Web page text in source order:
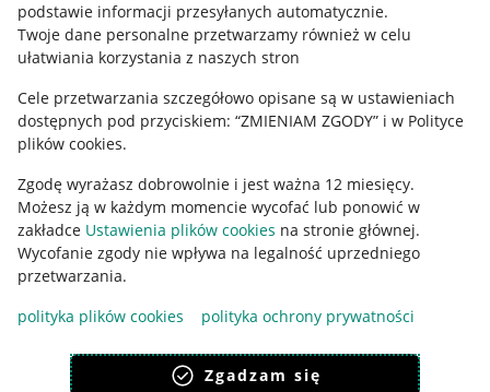
podstawie informacji przesyłanych automatycznie.
Twoje dane personalne przetwarzamy również w celu
ułatwiania korzystania z naszych stron
Cele przetwarzania szczegółowo opisane są w ustawieniach
dostępnych pod przyciskiem: “ZMIENIAM ZGODY” i w Polityce
plików cookies.
Zgodę wyrażasz dobrowolnie i jest ważna 12 miesięcy.
Możesz ją w każdym momencie wycofać lub ponowić w
zakładce Ustawienia plików cookies na stronie głównej.
Wycofanie zgody nie wpływa na legalność uprzedniego
przetwarzania.
polityka plików cookies
polityka ochrony prywatności
Zgadzam się
Polityka plików "cookies"
Ustawienia plików "cookies"
Udostępnianie lokalizacji
Informacje dla Aktu o Usługach Cyfrowych
Pobierz aplikację